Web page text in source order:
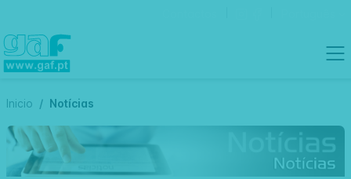
Inicio Notícias